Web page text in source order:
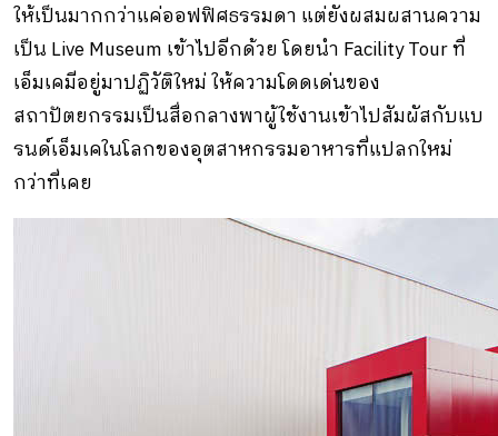
ให้เป็นมากกว่าแค่ออฟฟิศธรรมดา แต่ยังผสมผสานความ
เป็น Live Museum เข้าไปอีกด้วย โดยนำ Facility Tour ที่
เอ็มเคมีอยู่มาปฏิวัติใหม่ ให้ความโดดเด่นของ
สถาปัตยกรรมเป็นสื่อกลางพาผู้ใช้งานเข้าไปสัมผัสกับแบ
รนด์เอ็มเคในโลกของอุตสาหกรรมอาหารที่แปลกใหม่
กว่าที่เคย